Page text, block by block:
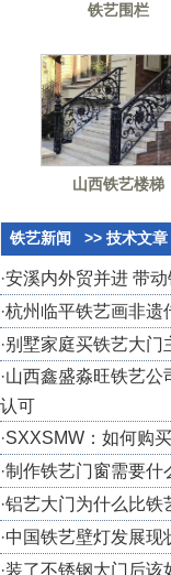
铁艺围栏
山西铁艺楼梯
铁艺新闻 >> 技术文章
·安溪内外贸并进 带
·杭州临平铁艺画非遗
·别墅家庭买铁艺大门
·山西鑫盛淼旺铁艺公
认可
·SXXSMW：如何购
·制作铁艺门窗需要什
·铝艺大门为什么比铁
·中国铁艺壁灯发展现
·装了不锈钢大门后该